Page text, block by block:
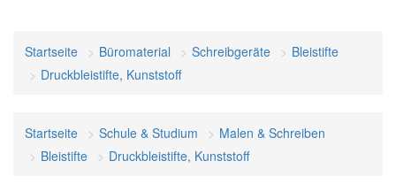
Startseite Büromaterial Schreibgeräte
Bleistifte
Druckbleistifte, Kunststoff
Startseite Schule & Studium
Malen & Schreiben
Bleistifte
Druckbleistifte, Kunststoff